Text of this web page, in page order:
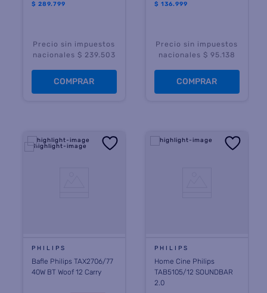
$ 289.799
Precio sin impuestos
nacionales $ 239.503
COMPRAR
$ 136.999
Precio sin impuestos
nacionales $ 95.138
COMPRAR
PHILIPS
Bafle Philips TAX2706/77
40W BT Woof 12 Carry
PHILIPS
Home Cine Philips
TAB5105/12 SOUNDBAR
2.0